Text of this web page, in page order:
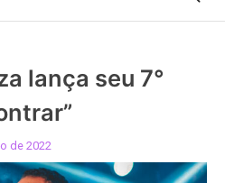
lança seu 7°
de 2022